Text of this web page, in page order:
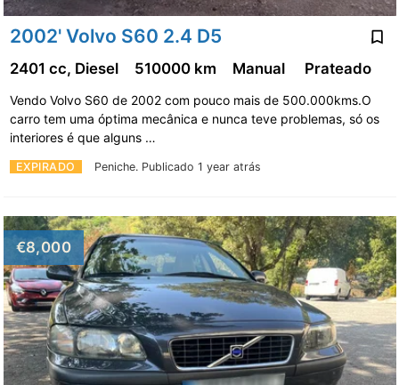
2002' Volvo S60 2.4 D5
EXPIRADO Peniche. Publicado 1 year atrás
2401 cc, Diesel 510000 km Manual Prateado
Vendo Volvo S60 de 2002 com pouco mais de 500.000kms.O
carro tem uma óptima mecânica e nunca teve problemas, só os
interiores é que alguns …
€8,000